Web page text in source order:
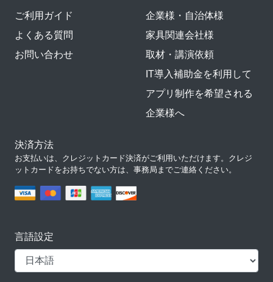
ご利用ガイド
よくある質問
お問い合わせ
企業様・自治体様
家具関連会社様
取材・講演依頼
IT導入補助金を利用して
アプリ制作を希望される
企業様へ
決済方法
お支払いは、クレジットカード決済がご利用いただけます。クレジ
ットカードをお持ちでない方は、事務局までご連絡ください。
言語設定